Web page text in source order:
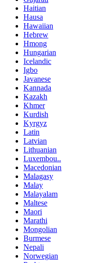
Haitian
Hausa
Hawaiian
Hebrew
Hmong
Hungarian
Icelandic
Igbo
Javanese
Kannada
Kazakh
Khmer
Kurdish
Kyrgyz
Latin
Latvian
Lithuanian
Luxembou..
Macedonian
Malagasy
Malay
Malayalam
Maltese
Maori
Marathi
Mongolian
Burmese
Nepali
Norwegian